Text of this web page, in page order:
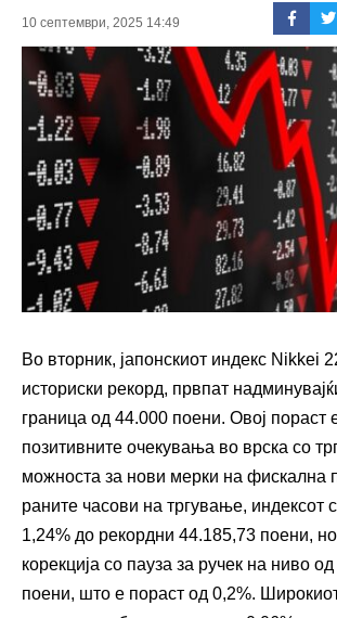
10 септември, 2025 14:49
Во вторник, јапонскиот индекс Nikkei
историски рекорд, првпат
граница од 44.000 поени. Овој пораст
позитивните очекувања во врска со
можноста за нови мерки на фискална
раните часови на тргување, индексот
1,24% до рекордни 44.185,73 поени,
корекција со пауза за ручек на ниво
поени, што е пораст од 0,2%.